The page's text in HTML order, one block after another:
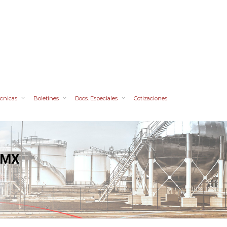
Boletines Docs. Especiales Cotizaciones